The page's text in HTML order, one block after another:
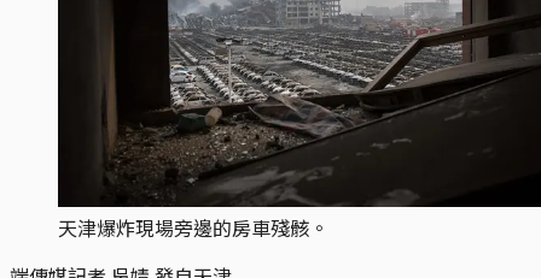
天津爆炸現場旁邊的房車殘骸。